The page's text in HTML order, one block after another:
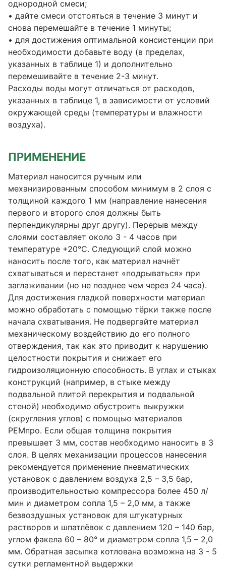
однородной смеси;
• дайте смеси отстояться в течение 3 минут и
снова перемешайте в течение 1 минуты;
• для достижения оптимальной консистенции при
необходимости добавьте воду (в пределах,
указанных в таблице 1) и дополнительно
перемешивайте в течение 2-3 минут.
Расходы воды могут отличаться от расходов,
указанных в таблице 1, в зависимости от условий
окружающей среды (температуры и влажности
воздуха).
ПРИМЕНЕНИЕ
Материал наносится ручным или
механизированным способом минимум в 2 слоя с
толщиной каждого 1 мм (направление нанесения
первого и второго слоя должны быть
перпендикулярны друг другу). Перерыв между
слоями составляет около 3 - 4 часов при
температуре +20°С. Следующий слой можно
наносить после того, как материал начнёт
схватываться и перестанет «подрываться» при
заглаживании (но не позднее чем через 24 часа).
Для достижения гладкой поверхности материал
можно обработать с помощью тёрки также после
начала схватывания. Не подвергайте материал
механическому воздействию до его полного
отверждения, так как это приводит к нарушению
целостности покрытия и снижает его
гидроизоляционную способность. В углах и стыках
конструкций (например, в стыке между
подвальной плитой перекрытия и подвальной
стеной) необходимо обустроить выкружки
(скругления углов) с помощью материалов
РЕМпро. Если общая толщина покрытия
превышает 3 мм, состав необходимо наносить в 3
слоя. В целях механизации процессов нанесения
рекомендуется применение пневматических
установок с давлением воздуха 2,5 – 3,5 бар,
производительностью компрессора более 450 л/
мин и диаметром сопла 1,5 – 2,0 мм, а также
безвоздушных установок для штукатурных
растворов и шпатлёвок с давлением 120 – 140 бар,
углом факела 60 – 80° и диаметром сопла 1,5 – 2,0
мм. Обратная засыпка котлована возможна на 3 - 5
сутки регламентной выдержки